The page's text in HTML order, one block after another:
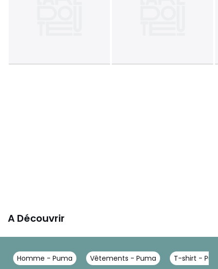
A Découvrir
Homme - Puma Vêtements - Puma T-shirt -